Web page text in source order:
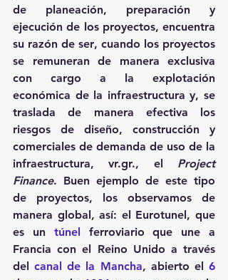
de planeación, preparación y
ejecución de los proyectos, encuentra
su razón de ser, cuando los proyectos
se remuneran de manera exclusiva
con cargo a la explotación
económica de la infraestructura y, se
traslada de manera efectiva los
riesgos de diseño, construcción y
comerciales de demanda de uso de la
infraestructura, vr.gr., el Project
Finance. Buen ejemplo de este tipo
de proyectos, los observamos de
manera global, así: el Eurotunel, que
es un túnel ferroviario que une a
Francia con el Reino Unido a través
del canal de la Mancha, abierto el 6